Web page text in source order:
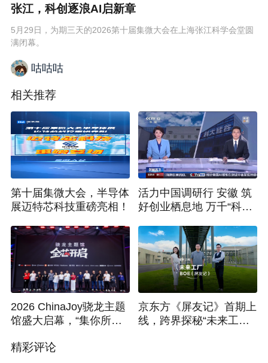
张江，科创逐浪AI启新章
5月29日，为期三天的2026第十届集微大会在上海张江科学会堂圆
满闭幕。
咕咕咕
相关推荐
第十届集微大会，半导体
展迈特芯科技重磅亮相！
活力中国调研行 安徽 筑
好创业栖息地 万千“科
2026 ChinaJoy骁龙主题
馆盛大启幕，“集你所
验
京东方《屏友记》首期上
线，跨界探秘“未来工
精彩评论